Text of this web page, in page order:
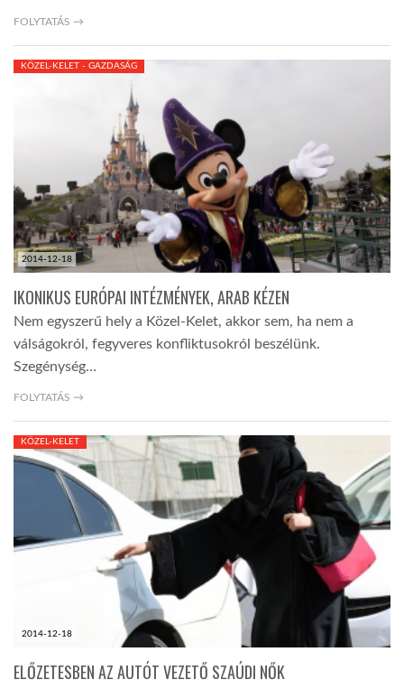
FOLYTATÁS →
2014-12-18
KÖZEL-KELET - GAZDASÁG
IKONIKUS EURÓPAI INTÉZMÉNYEK, ARAB KÉZEN
Nem egyszerű hely a Közel-Kelet, akkor sem, ha nem a
válságokról, fegyveres konfliktusokról beszélünk.
Szegénység…
FOLYTATÁS →
2014-12-18
KÖZEL-KELET
ELŐZETESBEN AZ AUTÓT VEZETŐ SZAÚDI NŐK